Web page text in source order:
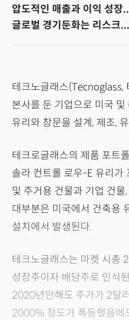
압도적인 매출과 이익 성장
글로벌 경기둔화는 리스크
테크노글래스(Tecnoglass,
본사를 둔 기업으로 미국
유리와 창문을 설계, 제조,
테크로글래스의 제품 포트
솔라 컨트롤 로우-E 유리가
및 주거용 건물과 기업 건물
대부분은 미국에서 건축용
설치에서 발생된다.
테크노글래스는 마켓 시총
성장주이자 배당주로 인식
2020년만해도 주가가 2달
2000% 정도가 폭등했음에